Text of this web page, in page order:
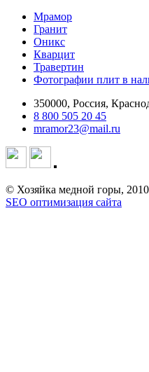
Мрамор
Гранит
Оникс
Кварцит
Травертин
Фотографии плит в
350000, Россия,
8 800 505 20 45
mramor23@mail.ru
© Хозяйка медной горы,
SEO оптимизация сайта